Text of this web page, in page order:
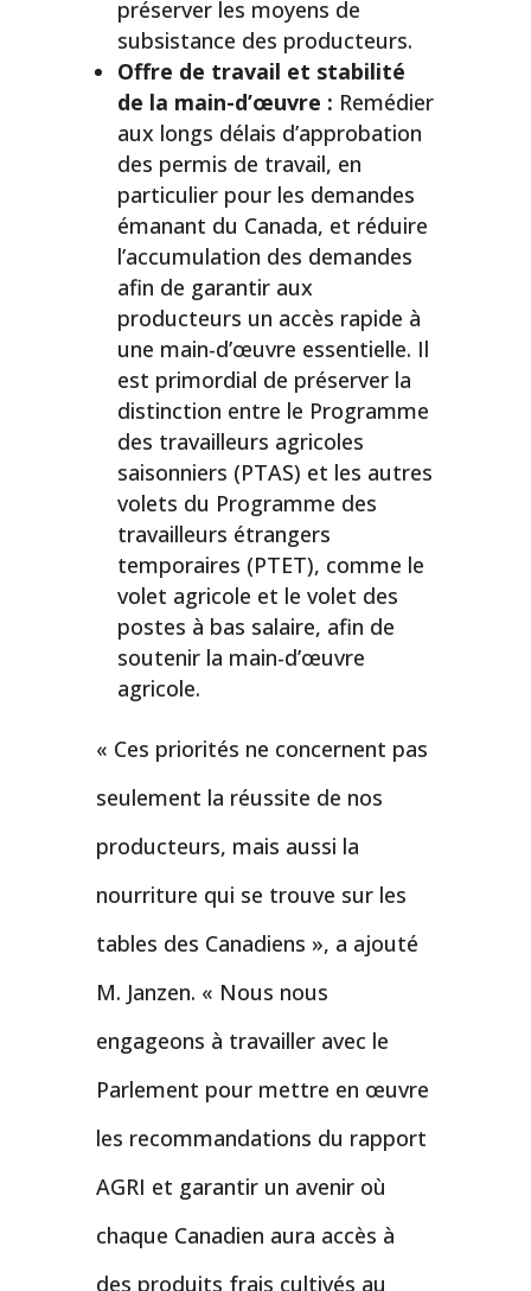
préserver les moyens de
subsistance des producteurs.
Offre de travail et stabilité
de la main-d’œuvre : Remédier
aux longs délais d’approbation
des permis de travail, en
particulier pour les demandes
émanant du Canada, et réduire
l’accumulation des demandes
afin de garantir aux
producteurs un accès rapide à
une main-d’œuvre essentielle. Il
est primordial de préserver la
distinction entre le Programme
des travailleurs agricoles
saisonniers (PTAS) et les autres
volets du Programme des
travailleurs étrangers
temporaires (PTET), comme le
volet agricole et le volet des
postes à bas salaire, afin de
soutenir la main-d’œuvre
agricole.
« Ces priorités ne concernent pas
seulement la réussite de nos
producteurs, mais aussi la
nourriture qui se trouve sur les
tables des Canadiens », a ajouté
M. Janzen. « Nous nous
engageons à travailler avec le
Parlement pour mettre en œuvre
les recommandations du rapport
AGRI et garantir un avenir où
chaque Canadien aura accès à
des produits frais cultivés au